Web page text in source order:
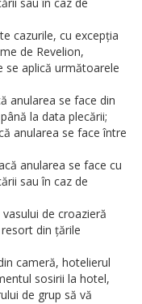
cazurile, cu excepția
de Revelion,
se aplică următoarele
anularea se face din
la data plecării;
anularea se face între
anularea se face cu
sau în caz de
de croazieră
din țările
cameră, hotelierul
sosirii la hotel,
de grup să vă